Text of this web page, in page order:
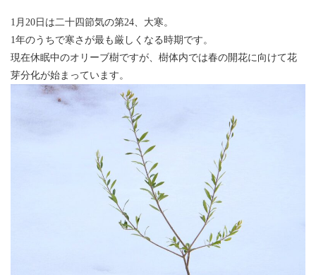
1月20日は二十四節気の第24、大寒。
1年のうちで寒さが最も厳しくなる時期です。
現在休眠中のオリーブ樹ですが、樹体内では春の開花に向けて花
芽分化が始まっています。